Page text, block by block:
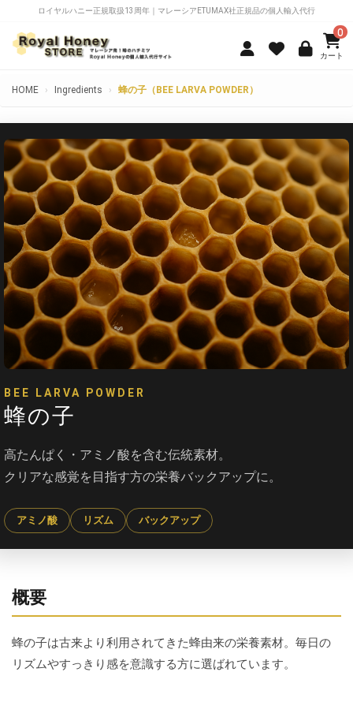
ロイヤルハニー正規取扱13周年｜マレーシアETUMAX社正規品の個人輸入代行
0
HOME › Ingredients › 蜂の子（BEE LARVA POWDER）
BEE LARVA POWDER
蜂の子
高たんぱく・アミノ酸を含む伝統素材。
クリアな感覚を目指す方の栄養バックアップに。
アミノ酸 リズム バックアップ
概要
蜂の子は古来より利用されてきた蜂由来の栄養素材。毎日の
リズムやすっきり感を意識する方に選ばれています。